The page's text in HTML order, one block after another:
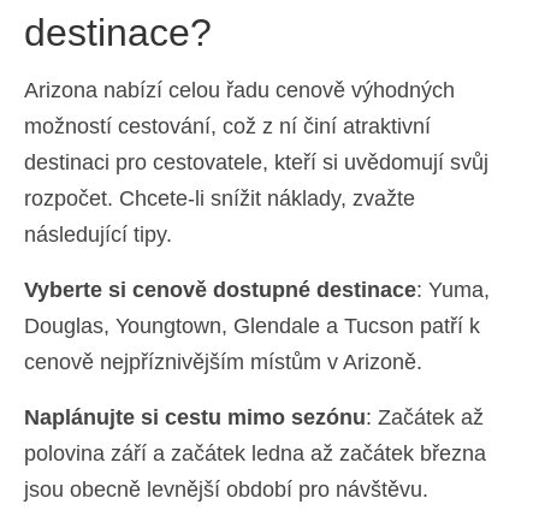
destinace?
Arizona nabízí celou řadu cenově výhodných
možností cestování, což z ní činí atraktivní
destinaci pro cestovatele, kteří si uvědomují svůj
rozpočet. Chcete-li snížit náklady, zvažte
následující tipy.
Vyberte si cenově dostupné destinace: Yuma,
Douglas, Youngtown, Glendale a Tucson patří k
cenově nejpříznivějším místům v Arizoně.
Naplánujte si cestu mimo sezónu: Začátek až
polovina září a začátek ledna až začátek března
jsou obecně levnější období pro návštěvu.